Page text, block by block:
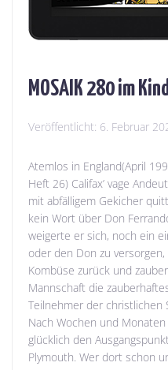
MOSAIK 280 im
Veröffentlicht: 6. Februar
Atemlos in England(April
Heft 26) Califax’ vage
mit abfälligem Gekicher
kein Wort über Don
weigerte er sich, noch ein
oder den Don zu
Kombüse zurück und
Mannschaft die
Teilnehmer der christlichen
Nach Wochen und
glücklich den
Plymouth. Wer dort schon